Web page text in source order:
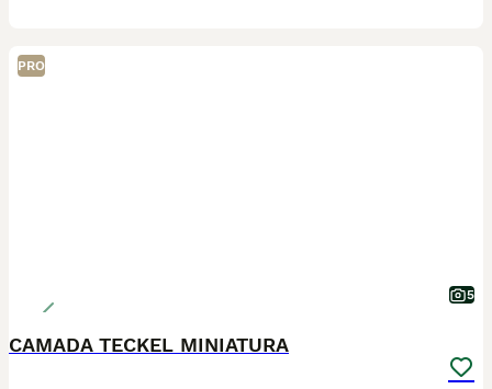
PRO
5
CAMADA TECKEL MINIATURA